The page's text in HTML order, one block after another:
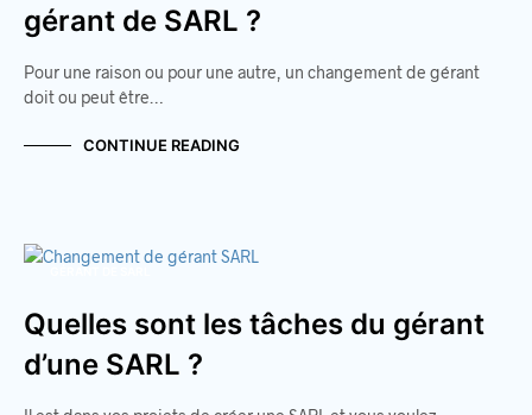
gérant de SARL ?
Pour une raison ou pour une autre, un changement de gérant
doit ou peut être…
CONTINUE READING
GÉRANT DE SARL
Quelles sont les tâches du gérant
d’une SARL ?